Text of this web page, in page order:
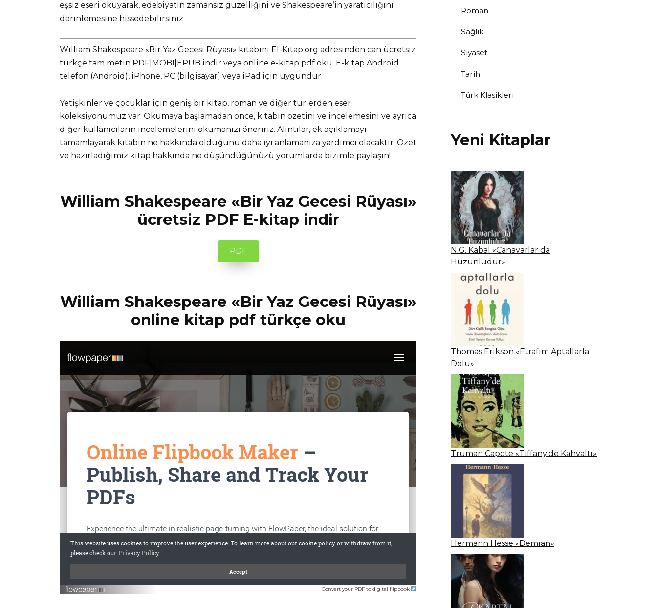
eşsiz eseri okuyarak, edebiyatın zamansız güzelliğini ve Shakespeare’in yaratıcılığını
derinlemesine hissedebilirsiniz.
William Shakespeare «Bir Yaz Gecesi Rüyası» kitabını El-Kitap.org adresinden can ücretsiz
türkçe tam metin PDF|MOBI|EPUB indir veya online e-kitap pdf oku. E-kitap Android
telefon (Android), iPhone, PC (bilgisayar) veya iPad için uygundur.
Yetişkinler ve çocuklar için geniş bir kitap, roman ve diğer türlerden eser
koleksiyonumuz var. Okumaya başlamadan önce, kitabın özetini ve incelemesini ve ayrıca
diğer kullanıcıların incelemelerini okumanızı öneririz. Alıntılar, ek açıklamayı
tamamlayarak kitabın ne hakkında olduğunu daha iyi anlamanıza yardımcı olacaktır. Özet
ve hazırladığımız kitap hakkında ne düşündüğünüzü yorumlarda bizimle paylaşın!
William Shakespeare «Bir Yaz Gecesi Rüyası»
ücretsiz PDF E-kitap indir
PDF
William Shakespeare «Bir Yaz Gecesi Rüyası»
online kitap pdf türkçe oku
Convert your PDF to digital flipbook
Roman
Sağlık
Siyaset
Tarih
Türk Klasikleri
Yeni Kitaplar
N.G. Kabal «Canavarlar da
Hüzünlüdür»
Thomas Erikson «Etrafım Aptallarla
Dolu»
Truman Capote «Tiffany’de Kahvaltı»
Hermann Hesse «Demian»